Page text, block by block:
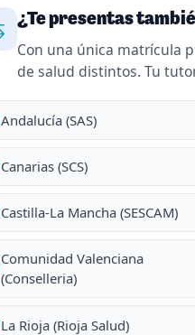
¿Te presentas
Con una única matrícula
de salud distintos. Tu
Andalucía (SAS)
Canarias (SCS)
Castilla-La Mancha (SESCAM)
Comunidad Valenciana
(Conselleria)
La Rioja (Rioja Salud)